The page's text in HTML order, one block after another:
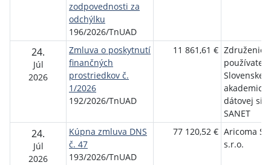
zodpovednosti za
odchýlku
196/2026/TnUAD
24.
Júl
2026
Zmluva o poskytnutí
finančných
prostriedkov č.
1/2026
192/2026/TnUAD
11 861,61 € Združenie
Slovenskej
dátovej
SANET
24.
Júl
2026
Kúpna zmluva DNS
č. 47
193/2026/TnUAD
77 120,52 € Aricoma
s.r.o.